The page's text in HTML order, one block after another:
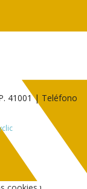
41001 | Teléfono